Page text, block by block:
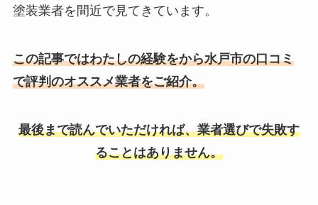
塗装業者を間近で見てきています。
この記事ではわたしの経験をから水戸市の口コミ
で評判のオススメ業者をご紹介。
最後まで読んでいただければ、業者選びで失敗す
ることはありません。